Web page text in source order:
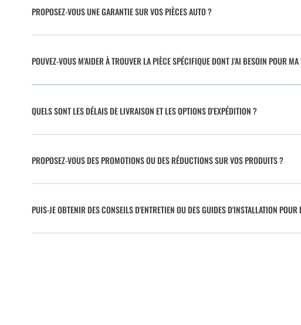
PROPOSEZ-VOUS UNE GARANTIE SUR VOS PIÈCES AUTO ?
POUVEZ-VOUS M'AIDER À TROUVER LA PIÈCE SPÉCIFIQUE DONT J'AI BESOIN POUR
QUELS SONT LES DÉLAIS DE LIVRAISON ET LES OPTIONS D'EXPÉDITION ?
PROPOSEZ-VOUS DES PROMOTIONS OU DES RÉDUCTIONS SUR VOS PRODUITS ?
PUIS-JE OBTENIR DES CONSEILS D'ENTRETIEN OU DES GUIDES D'INSTALLATION POUR